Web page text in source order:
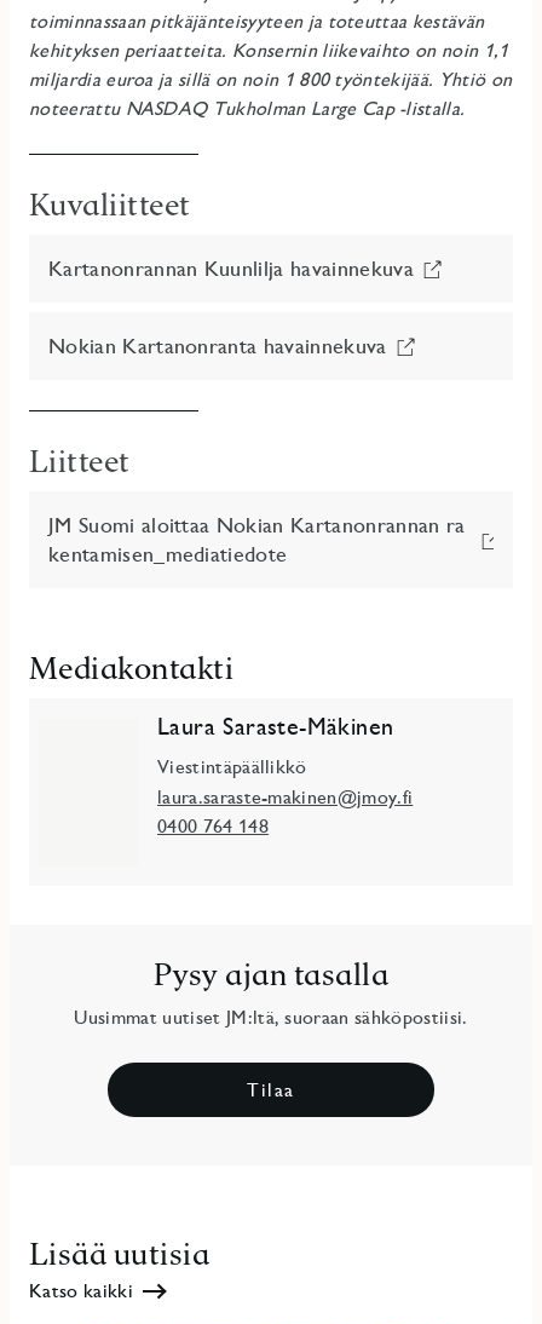
toiminnassaan pitkäjänteisyyteen ja toteuttaa kestävän
kehityksen periaatteita. Konsernin liikevaihto on noin 1,1
miljardia euroa ja sillä on noin 1 800 työntekijää. Yhtiö on
noteerattu NASDAQ Tukholman Large Cap -listalla.
Kuvaliitteet
Kartanonrannan Kuunlilja havainnekuva
Nokian Kartanonranta havainnekuva
Liitteet
JM Suomi aloittaa Nokian Kartanonrannan ra
kentamisen_mediatiedote
Mediakontakti
Laura Saraste-Mäkinen
Viestintäpäällikkö
laura.saraste-makinen@jmoy.fi
0400 764 148
Pysy ajan tasalla
Uusimmat uutiset JM:ltä, suoraan sähköpostiisi.
Tilaa
Lisää uutisia
Katso kaikki